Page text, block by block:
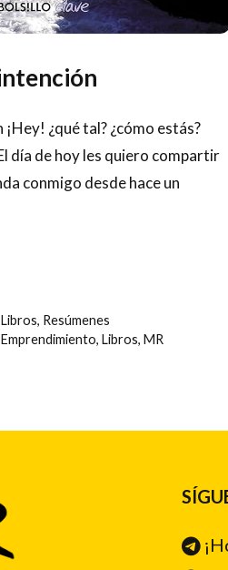
¿qué tal? ¿cómo estás?
día de hoy les quiero compartir
conmigo desde hace un
Libros, Resúmenes
Emprendimiento, Libros, MR